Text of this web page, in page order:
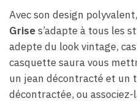
Avec son design
Grises’adapte à tous les
adepte du look vintage,
casquette saura vous
un jean décontracté et un
décontractée, ou